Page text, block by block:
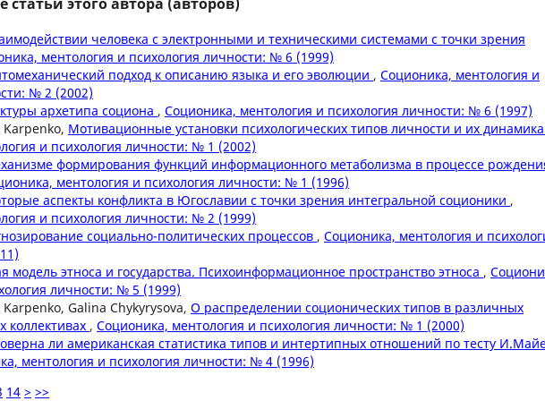
человека с электронными и техническими системами с точки зрения
ментология и психология личности: № 6 (1999)
подход к описанию языка и его эволюции , Соционика, ментология и
№ 2 (2002)
архетипа социона , Соционика, ментология и психология личности: № 6 (1997)
Мотивационные установки психологических типов личности и их динамика
и психология личности: № 1 (2002)
формирования функций информационного метаболизма в процессе
ментология и психология личности: № 1 (1996)
аспекты конфликта в Югославии с точки зрения интегральной соционики ,
и психология личности: № 2 (1999)
социально-политических процессов , Соционика, ментология и
модель этноса и государства. Психоинформационное пространство этноса ,
личности: № 5 (1999)
Galina Chykyrysova, О распределении соционических типов в различных
коллективах , Соционика, ментология и психология личности: № 1 (2000)
ли американская статистика типов и интертипных отношений по тесту
ментология и психология личности: № 4 (1996)
14 > >>